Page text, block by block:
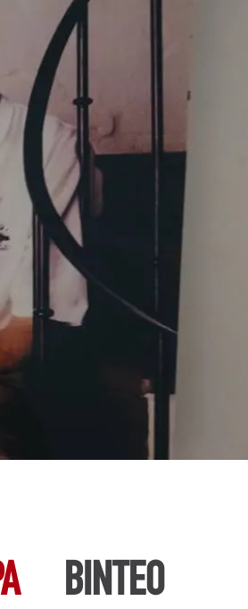
ΒΙΝΤΕΟ